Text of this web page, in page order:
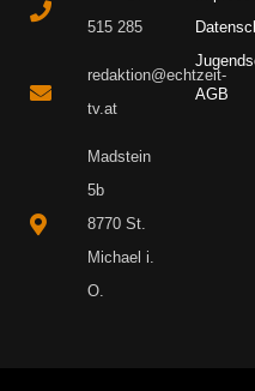
515 285
redaktion@echtzeit-
tv.at
Madstein
5b
8770 St.
Michael i.
O.
AGB